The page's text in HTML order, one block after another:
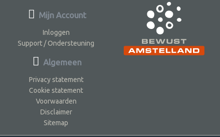
Mijn Account
Inloggen
Support / Ondersteuning
Algemeen
Privacy statement
Cookie statement
Voorwaarden
Disclaimer
Sitemap